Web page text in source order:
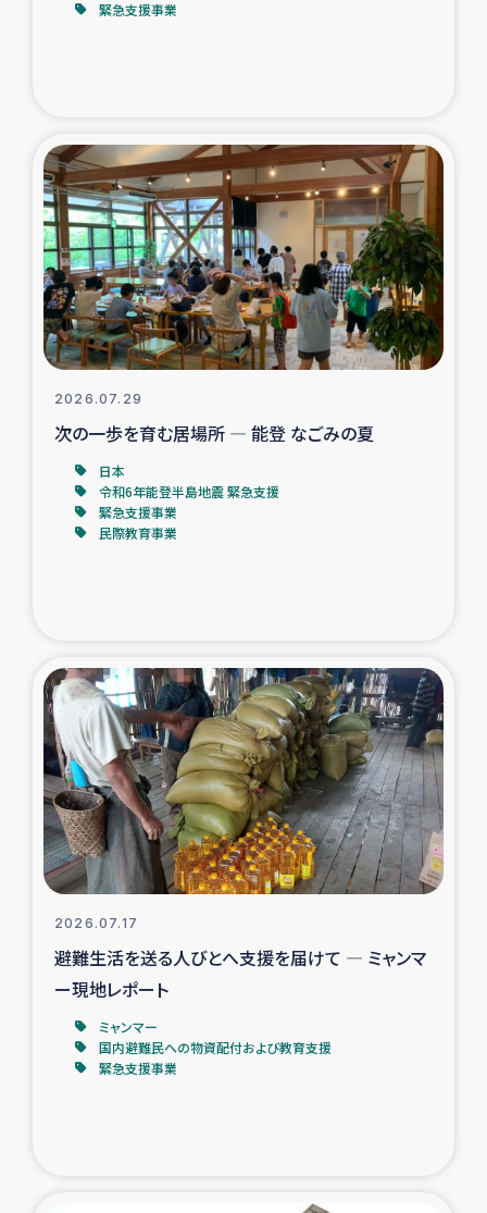
コーヒー生産者支援
アイナロ県マウベシ郡でのコーヒー畑改善事業
ベイルート大規模爆発被災者支援
女性の生計向上支援
アグロフォレストリー（カカオ）事業
緊急支援事業
2026.07.29
次の一歩を育む居場所 ― 能登 なごみの夏
日本
令和6年能登半島地震 緊急支援
緊急支援事業
民際教育事業
2026.07.17
避難生活を送る人びとへ支援を届けて ― ミャンマ
ー現地レポート
ミャンマー
国内避難民への物資配付および教育支援
緊急支援事業